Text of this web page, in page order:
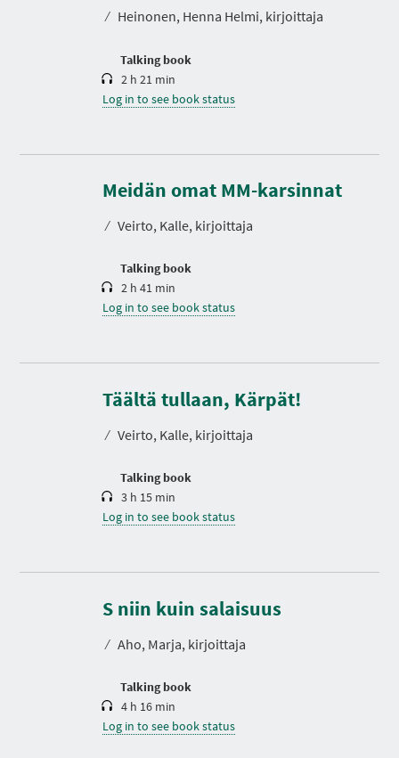
⁄ Heinonen, Henna Helmi, kirjoittaja
Talking book
i
2 h 21 min
Log in to see book status
Meidän omat MM-karsinnat
⁄ Veirto, Kalle, kirjoittaja
Talking book
D
r
a
i
2 h 41 min
Log in to see book status
Täältä tullaan, Kärpät!
⁄ Veirto, Kalle, kirjoittaja
Talking book
D
r
a
i
3 h 15 min
Log in to see book status
S niin kuin salaisuus
⁄ Aho, Marja, kirjoittaja
Talking book
D
r
a
i
4 h 16 min
Log in to see book status